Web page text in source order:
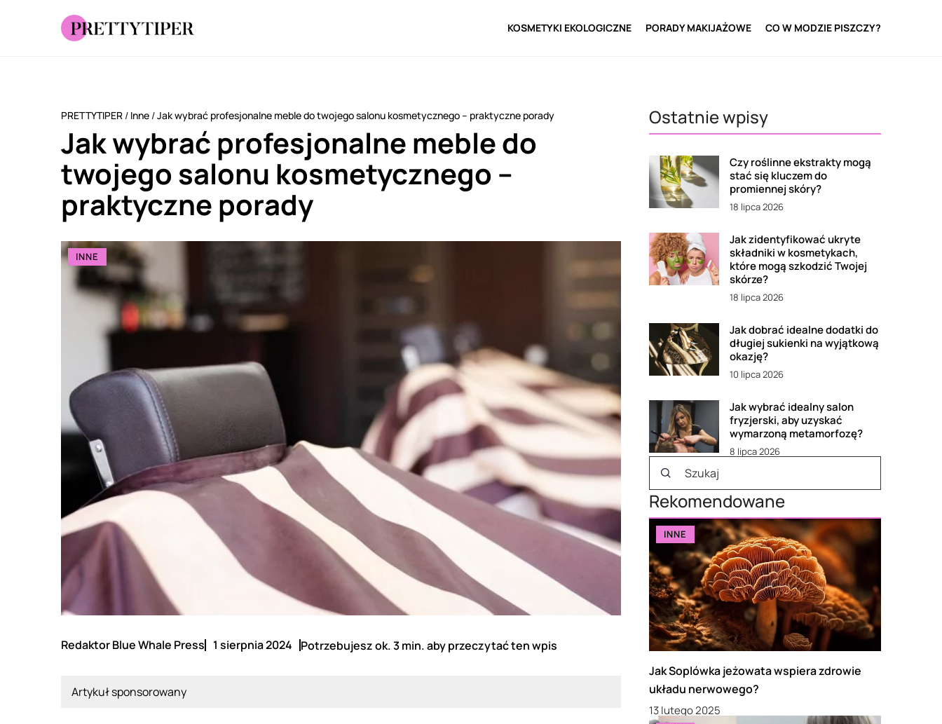
KOSMETYKI EKOLOGICZNE PORADY MAKIJAŻOWE CO W MODZIE PISZCZY?
PRETTYTIPER / Inne /Jak wybrać profesjonalne meble do twojego salonu kosmetycznego – praktyczne porady
Jak wybrać profesjonalne meble do
twojego salonu kosmetycznego –
praktyczne porady
INNE
Redaktor Blue Whale Press 1 sierpnia 2024 Potrzebujesz ok. 3 min. aby przeczytać ten wpis
Artykuł sponsorowany
Ostatnie wpisy
Czy roślinne ekstrakty mogą
stać się kluczem do
promiennej skóry?
18 lipca 2026
Jak zidentyfikować ukryte
składniki w kosmetykach,
które mogą szkodzić Twojej
skórze?
18 lipca 2026
Jak dobrać idealne dodatki do
długiej sukienki na wyjątkową
okazję?
10 lipca 2026
Jak wybrać idealny salon
fryzjerski, aby uzyskać
wymarzoną metamorfozę?
8 lipca 2026
Rekomendowane
INNE
Jak Soplówka jeżowata wspiera zdrowie
układu nerwowego?
13 lutego 2025